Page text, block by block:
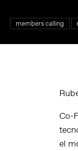
members calling
Co-
el